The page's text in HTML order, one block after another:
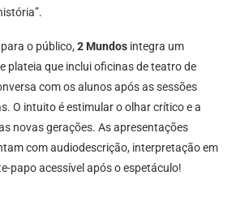
o público, 2 Mundos integra um
plateia que inclui oficinas de teatro de
com os alunos após as sessões
O intuito é estimular o olhar crítico e a
novas gerações. As apresentações
com audiodescrição, interpretação em
papo acessível após o espetáculo!